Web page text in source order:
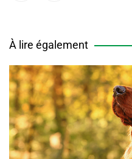
À lire également